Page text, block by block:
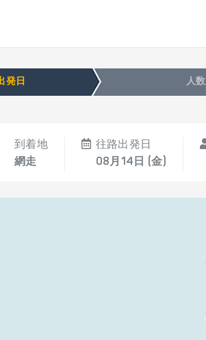
発日 人数
到着地
網走
往路出発日
08月14日 (金)